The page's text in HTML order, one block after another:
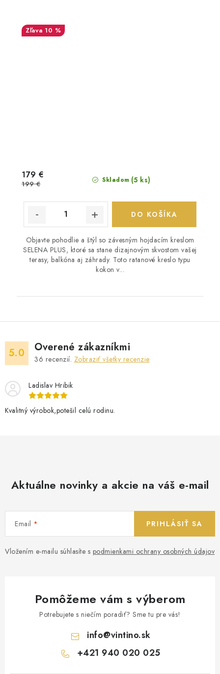
10 %
Skladom (5 ks)
179 €
199 €
DO KOŠÍKA
Objavte pohodlie a štýl so závesným hojdacím kreslom
SELENA PLUS, ktoré sa stane dizajnovým skvostom vašej
terasy, balkóna aj záhrady. Toto ratanové kreslo typu
kokon v...
5.0 Overené zákazníkmi
36 recenzií. Zobraziť všetky recenzie
Ladislav Hribik
Kvalitný výrobok,potešil celú rodinu.
Aktuálne novinky a akcie na váš e-mail
Email
Vložením e-mailu súhlasíte s podmienkami ochrany osobných údajov
PRIHLÁSIŤ SA
Pomôžeme vám s výberom
Potrebujete s niečím poradiť? Sme tu pre vás!
info@vintino.sk
+421 940 020 025